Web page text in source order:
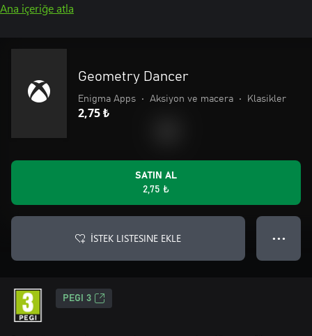
Ana içeriğe atla
Geometry Dancer
Enigma Apps • Aksiyon ve macera • Klasikler
2,75 ₺
SATIN AL
2,75 ₺
İSTEK LISTESINE EKLE ● ● ●
PEGI 3